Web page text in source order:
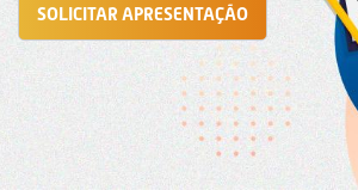
SOLICITAR APRESENTAÇÃO